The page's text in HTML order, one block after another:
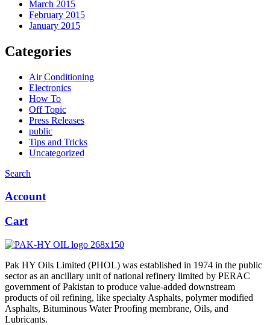
March 2015
February 2015
January 2015
Categories
Air Conditioning
Electronics
How To
Off Topic
Press Releases
public
Tips and Tricks
Uncategorized
Search
Account
Cart
Pak HY Oils Limited (PHOL) was established in 1974 in the public
sector as an ancillary unit of national refinery limited by PERAC
government of Pakistan to produce value-added downstream
products of oil refining, like specialty Asphalts, polymer modified
Asphalts, Bituminous Water Proofing membrane, Oils, and
Lubricants.